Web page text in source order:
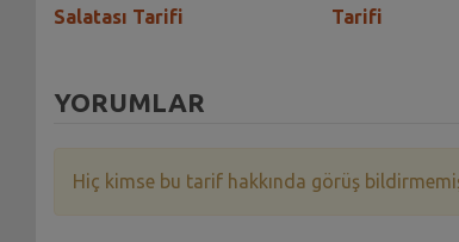
Salatası Tarifi
Tarifi
YORUMLAR
Hiç kimse bu tarif hakkında görüş